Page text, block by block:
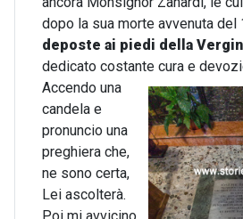
dopo la sua morte avvenuta del
deposte ai piedi della
dedicato costante cura e
Accendo una
candela e
pronuncio una
preghiera che,
ne sono certa,
Lei ascolterà.